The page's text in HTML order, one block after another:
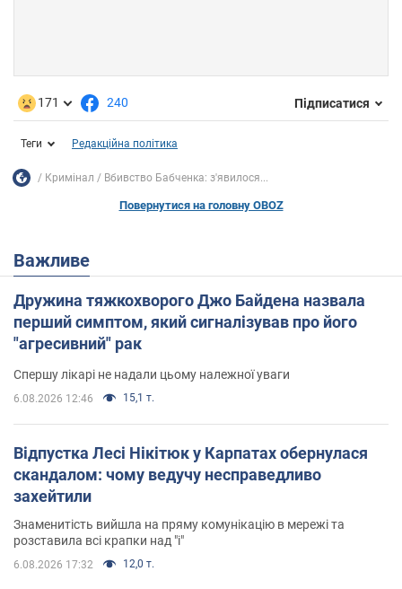
171 240 Підписатися
Теги Редакційна політика
Кримінал Вбивство Бабченка: з'явилося...
Повернутися на головну OBOZ
Важливе
Дружина тяжкохворого Джо Байдена назвала
перший симптом, який сигналізував про його
"агресивний" рак
Спершу лікарі не надали цьому належної уваги
6.08.2026 12:46 15,1 т.
Відпустка Лесі Нікітюк у Карпатах обернулася
скандалом: чому ведучу несправедливо
захейтили
Знаменитість вийшла на пряму комунікацію в мережі та
розставила всі крапки над "і"
6.08.2026 17:32 12,0 т.